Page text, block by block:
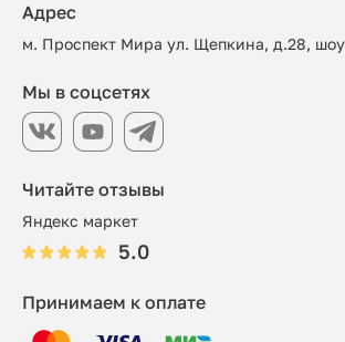
Читайте отзывы
Яндекс маркет
5.0
Адрес
м. Проспект Мира ул. Щепкина, д.28,
Принимаем к оплате
Мы в соцсетях